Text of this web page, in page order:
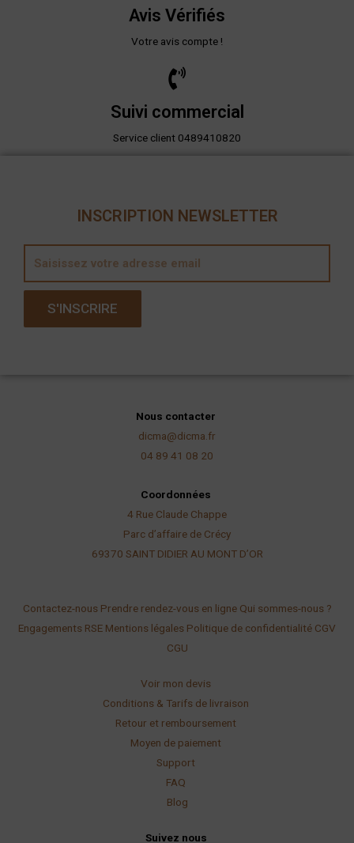
Avis Vérifiés
Votre avis compte !
Suivi commercial
Service client 0489410820
INSCRIPTION NEWSLETTER
a
S'INSCRIRE
Nous contacter
dicma@dicma.fr
04 89 41 08 20
Coordonnées
4 Rue Claude Chappe
Parc d’affaire de Crécy
69370 SAINT DIDIER AU MONT D’OR
Contactez-nous Prendre rendez-vous en ligne Qui sommes-nous ?
Engagements RSE Mentions légales Politique de confidentialité CGV
CGU
Voir mon devis
Conditions & Tarifs de livraison
Retour et remboursement
Moyen de paiement
Support
FAQ
Blog
Suivez nous